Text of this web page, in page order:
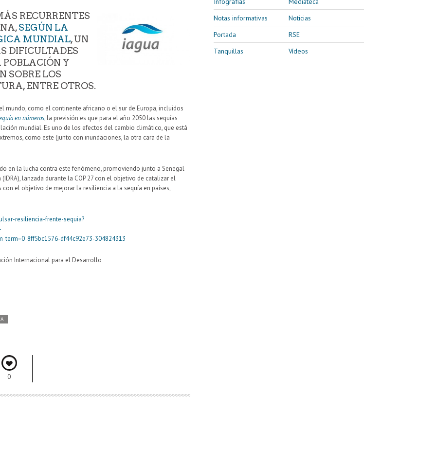
RECURRENTES
SEGÚN LA
MUNDIAL, UN
DIFICULTADES
Y
SOBRE LOS
ENTRE OTROS.
mundo, como el continente africano o el sur de Europa, incluidos
en números, la previsión es que para el año 2050 las sequías
mundial. Es uno de los efectos del cambio climático, que está
como este (junto con inundaciones, la otra cara de la
en la lucha contra este fenómeno, promoviendo junto a Senegal
lanzada durante la COP 27 con el objetivo de catalizar el
el objetivo de mejorar la resiliencia a la sequía en países,
resiliencia-frente-sequia?
df44c92e73-304824313
Internacional para el Desarrollo
0
Notas informativas
Noticias
Portada
RSE
Tanquillas
Vídeos